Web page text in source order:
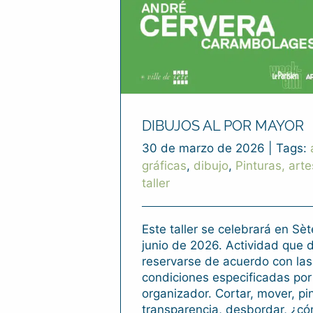
DIBUJOS AL POR MAYOR
30 de marzo de 2026 Tags:
gráficas, dibujo, Pinturas,
taller
Este taller se celebrará en
junio de 2026. Actividad que
reservarse de acuerdo con las
condiciones especificadas
organizador. Cortar, mover,
transparencia, desbordar,